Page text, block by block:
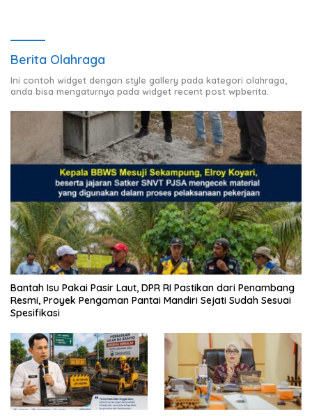
Berita Olahraga
Ini contoh widget dengan style gallery pada kategori olahraga,
anda bisa mengaturnya pada widget recent post wpberita.
Bantah Isu Pakai Pasir Laut, DPR RI Pastikan dari Penambang
Resmi, Proyek Pengaman Pantai Mandiri Sejati Sudah Sesuai
Spesifikasi